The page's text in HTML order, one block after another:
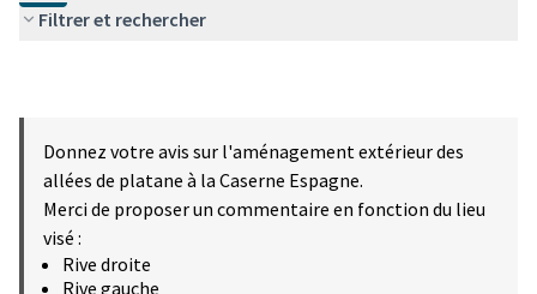
Filtrer et rechercher
Donnez votre avis sur l'aménagement extérieur des
allées de platane à la Caserne Espagne.
Merci de proposer un commentaire en fonction du lieu
visé :
Rive droite
Rive gauche